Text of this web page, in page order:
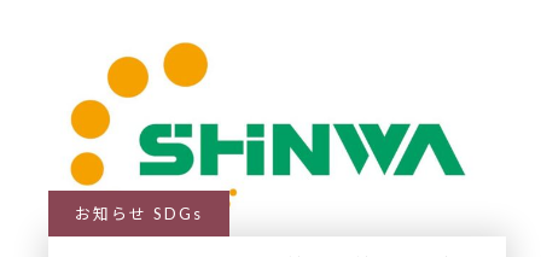
お知らせ SDGs